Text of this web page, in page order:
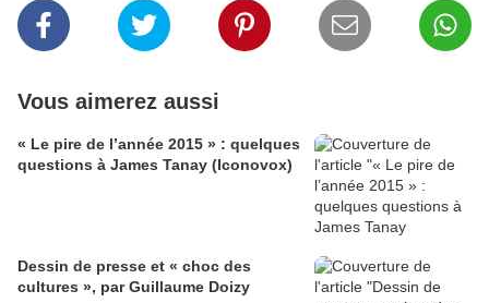
Vous aimerez aussi
« Le pire de l’année 2015 » : quelques
questions à James Tanay (Iconovox)
Dessin de presse et « choc des
cultures », par Guillaume Doizy